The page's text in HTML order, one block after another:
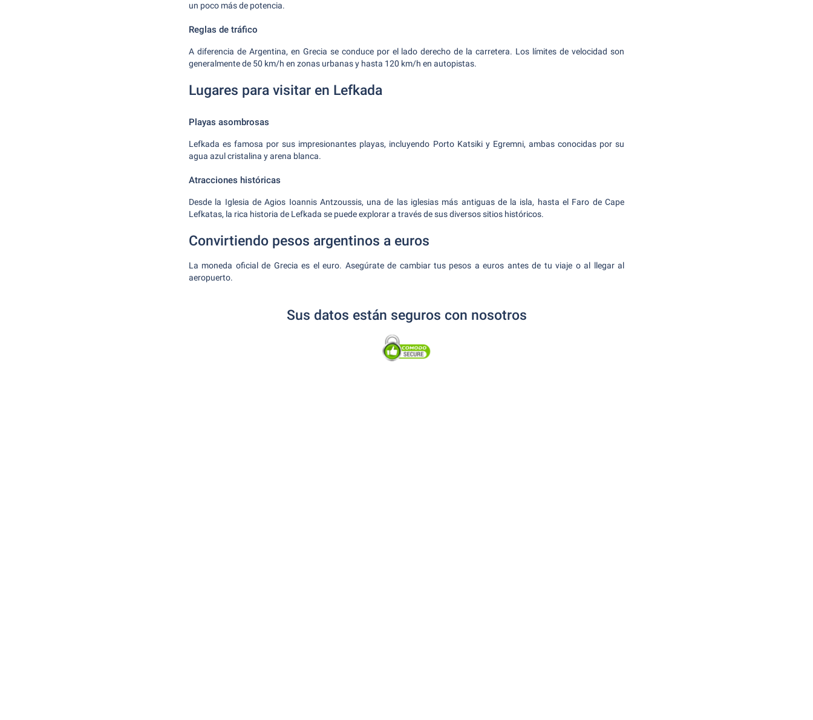
un poco más de potencia.
Reglas de tráfico
A diferencia de Argentina, en Grecia se conduce por el lado derecho de la carretera. Los límites de velocidad son
generalmente de 50 km/h en zonas urbanas y hasta 120 km/h en autopistas.
Lugares para visitar en Lefkada
Playas asombrosas
Lefkada es famosa por sus impresionantes playas, incluyendo Porto Katsiki y Egremni, ambas conocidas por su
agua azul cristalina y arena blanca.
Atracciones históricas
Desde la Iglesia de Agios Ioannis Antzoussis, una de las iglesias más antiguas de la isla, hasta el Faro de Cape
Lefkatas, la rica historia de Lefkada se puede explorar a través de sus diversos sitios históricos.
Convirtiendo pesos argentinos a euros
La moneda oficial de Grecia es el euro. Asegúrate de cambiar tus pesos a euros antes de tu viaje o al llegar al
aeropuerto.
Sus datos están seguros con nosotros